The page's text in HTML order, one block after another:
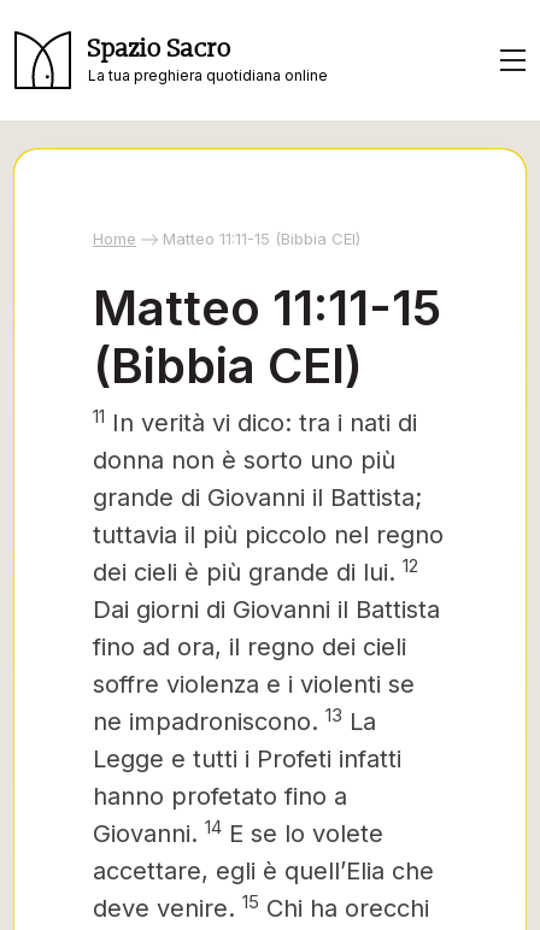
Spazio Sacro
La tua preghiera quotidiana online
Home Matteo 11:11-15 (Bibbia CEI)
Matteo 11:11-15
(Bibbia CEI)
11 In verità vi dico: tra i nati di
donna non è sorto uno più
grande di Giovanni il Battista;
tuttavia il più piccolo nel regno
dei cieli è più grande di lui. 12
Dai giorni di Giovanni il Battista
fino ad ora, il regno dei cieli
soffre violenza e i violenti se
ne impadroniscono. 13 La
Legge e tutti i Profeti infatti
hanno profetato fino a
Giovanni. 14 E se lo volete
accettare, egli è quell’Elia che
deve venire. 15 Chi ha orecchi